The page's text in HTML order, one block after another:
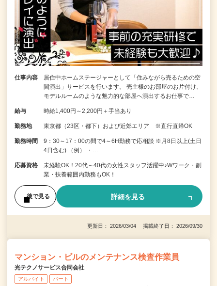
仕事内容
居住中ホームステージャーとして「住みながら売るための空
間演出」サービスを行います。 売主様のお部屋のお片付け、
モデルルームのような魅力的な部屋へ演出するお仕事で…
給与 時給1,400円～2,200円＋手当あり
勤務地 東京都（23区・都下）および近郊エリア ※直行直帰OK
勤務時間
9：30～17：00の間で4～6H勤務で応相談 ※月8日以上(土日
4日含む) （例） ・…
応募資格
未経験OK！20代～40代の女性スタッフ活躍中♪Wワーク・副
業・扶養範囲内勤務もOK！
後で見る 詳細を見る
更新日： 2026/03/04 掲載終了日： 2026/09/30
マンション・ビルのメンテナンス検査作業員
光テクノサービス合同会社
アルバイト パート